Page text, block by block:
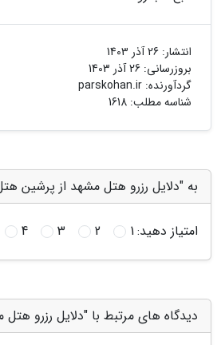
انتشار: 26 آذر 1403
بروزرسانی: 26 آذر 1403
گردآورنده: parskohan.ir
شناسه مطلب: 1618
به "دلایل رزرو هتل مشهد از پرشین
امتیاز دهید:1
2
3
4
دیدگاه های مرتبط با "دلایل رزرو